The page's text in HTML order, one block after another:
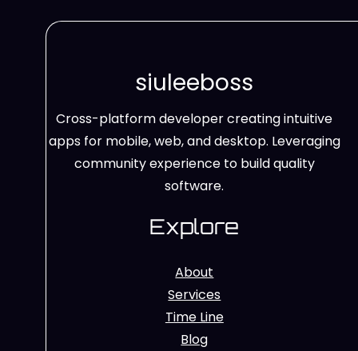
siuleeboss
Cross-platform developer creating intuitive
apps for mobile, web, and desktop. Leveraging
community experience to build quality
software.
Explore
About
Services
Time Line
Blog